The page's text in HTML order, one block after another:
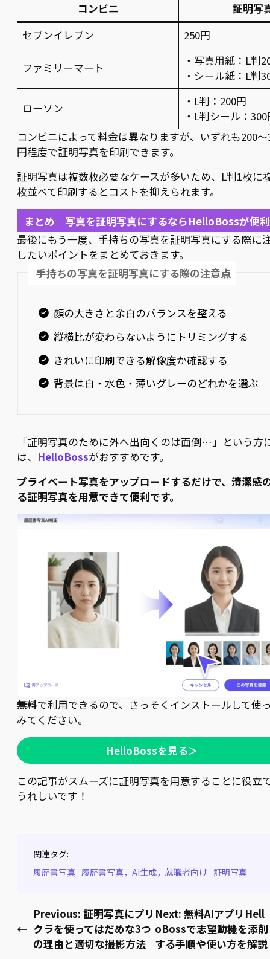
コンビニ
証明写
セブンイレブン
250円
ファミリーマート
・写真用紙：L判
・シール紙：L判
ローソン
・L判：200円
・L判シール：
コンビニによって料金は異なりますが、いずれも200～
円程度で証明写真を印刷できます。
証明写真は複数枚必要なケースが多いため、L判1枚に
枚並べて印刷するとコストを抑えられます。
まとめ｜写真を証明写真にするならHelloBossが便利
最後にもう一度、手持ちの写真を証明写真にする際に
したいポイントをまとめておきます。
手持ちの写真を証明写真にする際の注意点
顔の大きさと余白のバランスを整える
縦横比が変わらないようにトリミングする
きれいに印刷できる解像度か確認する
背景は白・水色・薄いグレーのどれかを選ぶ
「証明写真のために外へ出向くのは面倒…」という方
は、 HelloBossがおすすめです。
プライベート写真をアップロードするだけで、清潔感
る証明写真を用意できて便利です。
無料で利用できるので、さっそくインストールして使
みてください。
HelloBossを見る＞
この記事がスムーズに証明写真を用意することに役立
うれしいです！
関連タグ:
履歴書写真 履歴書写真，AI生成，就職者向け 証明写真
←
Previous: 証明写真にプリ
クラを使ってはだめな3つ
の理由と適切な撮影方法
Next:無料AIアプリHell
oBossで志望動機を添削
する手順や使い方を解説